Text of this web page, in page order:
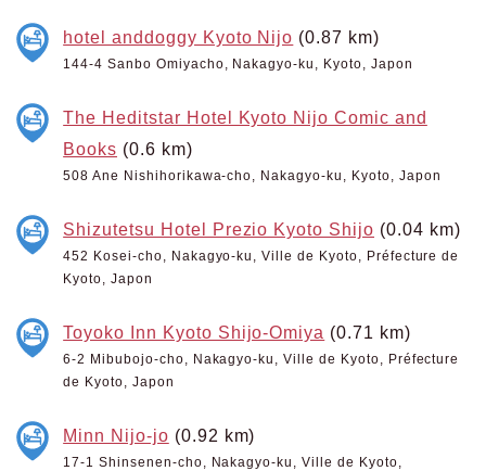
hotel anddoggy Kyoto Nijo (0.87 km)
144-4 Sanbo Omiyacho, Nakagyo-ku, Kyoto, Japon
The Heditstar Hotel Kyoto Nijo Comic and
Books (0.6 km)
508 Ane Nishihorikawa-cho, Nakagyo-ku, Kyoto, Japon
Shizutetsu Hotel Prezio Kyoto Shijo (0.04 km)
452 Kosei-cho, Nakagyo-ku, Ville de Kyoto, Préfecture de
Kyoto, Japon
Toyoko Inn Kyoto Shijo-Omiya (0.71 km)
6-2 Mibubojo-cho, Nakagyo-ku, Ville de Kyoto, Préfecture
de Kyoto, Japon
Minn Nijo-jo (0.92 km)
17-1 Shinsenen-cho, Nakagyo-ku, Ville de Kyoto,